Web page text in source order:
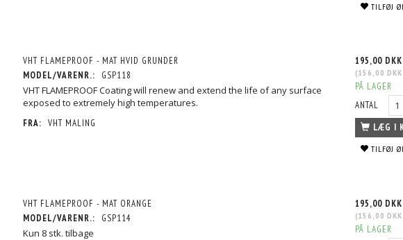
VHT FLAMEPROOF - SATIN KLAR
195,00 DKKM/MOMS
156,00 DKKU/MOMS
VHT FLAMEPROOF - STØBEJERN
195,00 DKK
VHT FLAMEPROOF - MAT
195,00 DKK
M/
156,00 DKKU/
TILFØJ
VHT FLAMEPROOF - MAT HVID GRUNDER
MODEL/VARENR.:
GSP118
VHT FLAMEPROOF Coating will renew and extend the life of any surface
exposed to extremely high temperatures.
FRA: VHT MALING
195,00 DKK
(156,00 DKK
PÅ LAGER
ANTAL
LÆG I
TILFØJ
VHT FLAMEPROOF - MAT ORANGE
MODEL/VARENR.:
GSP114
Kun 8 stk. tilbage
195,00 DKK
(156,00 DKK
PÅ LAGER